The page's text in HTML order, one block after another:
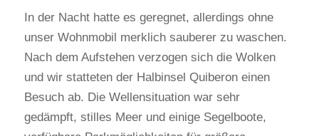
In der Nacht hatte es geregnet, allerdings ohne
unser Wohnmobil merklich sauberer zu waschen.
Nach dem Aufstehen verzogen sich die Wolken
und wir statteten der Halbinsel Quiberon einen
Besuch ab. Die Wellensituation war sehr
gedämpft, stilles Meer und einige Segelboote,